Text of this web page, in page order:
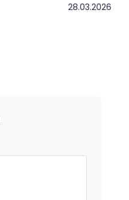
28.03.2026